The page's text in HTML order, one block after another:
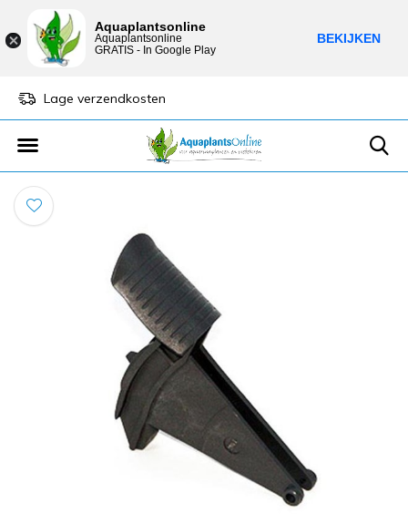
Lage verzendkosten
Aquaplantsonline
Aquaplantsonline
GRATIS - In Google Play
BEKIJKEN